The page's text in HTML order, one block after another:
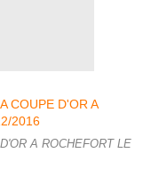
A ROCHEFORT LE